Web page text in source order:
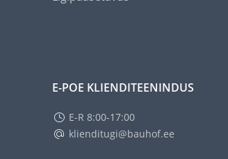
E-POE KLIENDITEENINDUS
E-R 8:00-17:00
klienditugi@bauhof.ee